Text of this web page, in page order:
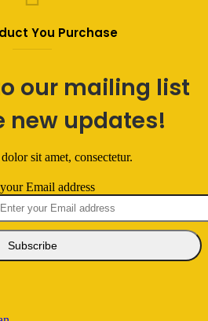
You Purchase
our mailing list
new updates!
sit amet, consectetur.
Email address